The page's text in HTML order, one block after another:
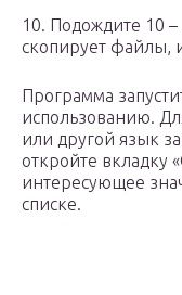
10. Подождите 10
скопирует файлы,
Программа
использованию.
или другой язык
откройте вкладку
интересующее
списке.